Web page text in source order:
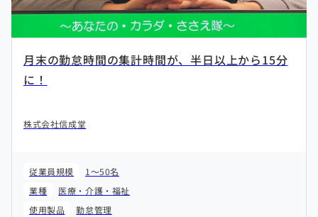
月末の勤怠時間の集計時間が、半日以上から15分
に！
株式会社信成堂
従業員規模
1～50名
業種
医療・介護・福祉
使用製品
勤怠管理